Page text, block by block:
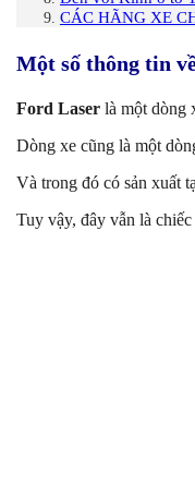
CÁC HÃNG XE
Một số thông tin
Ford Laser là một dòng
Dòng xe cũng là một
Và trong đó có sản xuất
Tuy vậy, đây vẫn là chiếc